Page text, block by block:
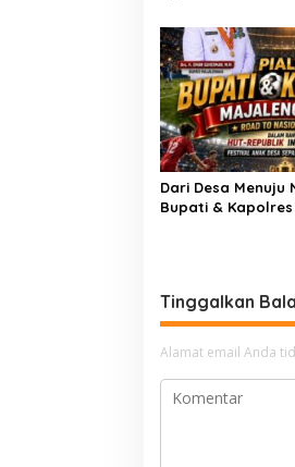
Bekuk Pelaku
Jalan Macan,
Untuk Ipda
Aiptu Syahrir,
Berbuah
Menonjol
Dari Desa Menuju
Bupati &
Tinggalkan
Alamat email Anda